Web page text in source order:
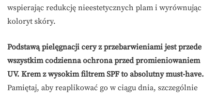
wspierając redukcję nieestetycznych plam i wyrównując
koloryt skóry.
Podstawą pielęgnacji cery z przebarwieniami jest przede
wszystkim codzienna ochrona przed promieniowaniem
UV. Krem z wysokim filtrem SPF to absolutny must-have.
Pamiętaj, aby reaplikować go w ciągu dnia, szczególnie